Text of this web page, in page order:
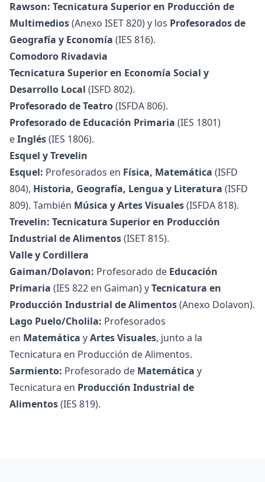
Rawson: Tecnicatura Superior en Producción de
Multimedios(Anexo ISET 820) y los Profesorados de
Geografía y Economía (IES 816).
Comodoro Rivadavia
Tecnicatura Superior en Economía Social y
Desarrollo Local (ISFD 802).
Profesorado de Teatro(ISFDA 806).
Profesorado de Educación Primaria (IES 1801)
eInglés(IES 1806).
Esquel y Trevelin
Esquel: Profesorados en Física, Matemática (ISFD
804), Historia, Geografía, Lengua y Literatura (ISFD
809). También Música y Artes Visuales(ISFDA 818).
Trevelin: Tecnicatura Superior en Producción
Industrial de Alimentos(ISET 815).
Valle y Cordillera
Gaiman/Dolavon: Profesorado de Educación
Primaria (IES 822 en Gaiman) yTecnicatura en
Producción Industrial de Alimentos(Anexo Dolavon).
Lago Puelo/Cholila: Profesorados
en Matemática yArtes Visuales, junto a la
Tecnicatura en Producción de Alimentos.
Sarmiento: Profesorado de Matemática y
Tecnicatura en Producción Industrial de
Alimentos(IES 819).